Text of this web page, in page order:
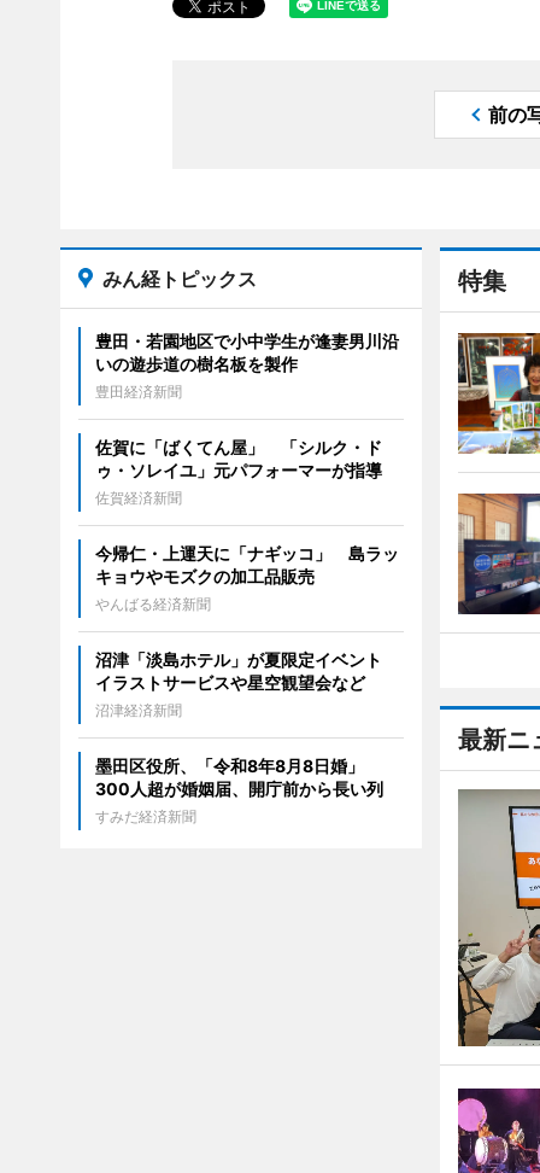
前の
特集
最新ニ
みん経トピックス
豊田・若園地区で小中学生が逢妻男川沿
いの遊歩道の樹名板を製作
豊田経済新聞
佐賀に「ばくてん屋」 「シルク・ド
ゥ・ソレイユ」元パフォーマーが指導
佐賀経済新聞
今帰仁・上運天に「ナギッコ」 島ラッ
キョウやモズクの加工品販売
やんばる経済新聞
沼津「淡島ホテル」が夏限定イベント
イラストサービスや星空観望会など
沼津経済新聞
墨田区役所、「令和8年8月8日婚」
300人超が婚姻届、開庁前から長い列
すみだ経済新聞